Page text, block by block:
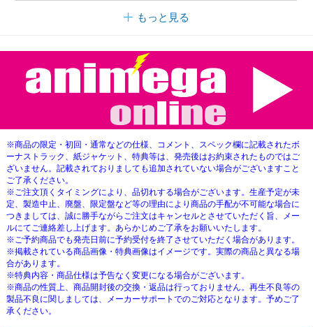
もっと見る
※商品の限定・初回・通常などの仕様、コメント、スペック欄に記載されたボ
ーナストラック、紙ジャケット、特典等は、発売後はお約束されたものではご
ざいません。記載されておりましても追加されていない場合がございますこと
ご了承ください。
※ご注文頂くタイミングにより、品切れする場合がございます。生産予定が未
定、製造中止、廃盤、限定盤など等の理由により商品の手配が不可能な場合に
つきましては、誠に勝手ながらご注文はキャンセルとさせていただく旨、メー
ルにてご連絡差し上げます。あらかじめご了承をお願いいたします。
※ご予約商品でも発売日前に予約受付を終了させていただく場合があります。
※掲載されている商品画像・特典画像はイメージです。実際の商品と異なる場
合があります。
※特典内容・商品仕様は予告なく変更になる場合がございます。
※商品の性質上、商品開封後の交換・返品は行っておりません。再生不良等の
製品不良に関しましては、メーカーサポートでのご対応となります。予めご了
承ください。